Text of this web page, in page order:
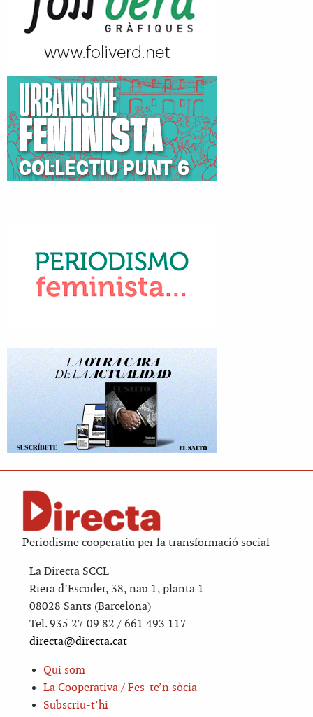
Periodisme cooperatiu per la transformació social
La Directa SCCL
Riera d’Escuder, 38, nau 1, planta 1
08028 Sants (Barcelona)
Tel. 935 27 09 82 / 661 493 117
directa@directa.cat
Qui som
La Cooperativa / Fes-te’n sòcia
Subscriu-t’hi